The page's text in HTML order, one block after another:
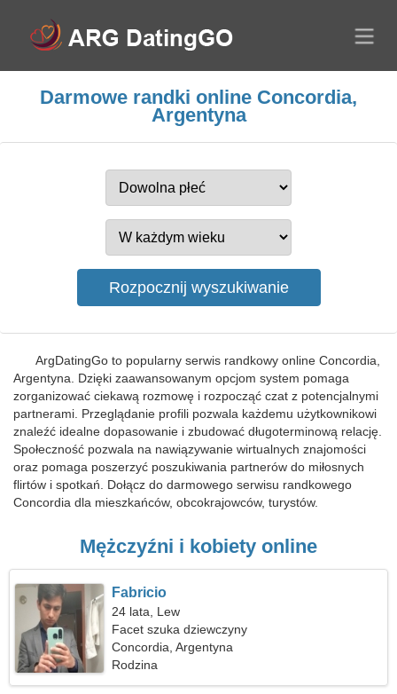
Darmowe randki online Concordia,
Argentyna
ArgDatingGo to popularny serwis randkowy online Concordia,
Argentyna. Dzięki zaawansowanym opcjom system pomaga
zorganizować ciekawą rozmowę i rozpocząć czat z potencjalnymi
partnerami. Przeglądanie profili pozwala każdemu użytkownikowi
znaleźć idealne dopasowanie i zbudować długoterminową relację.
Społeczność pozwala na nawiązywanie wirtualnych znajomości
oraz pomaga poszerzyć poszukiwania partnerów do miłosnych
flirtów i spotkań. Dołącz do darmowego serwisu randkowego
Concordia dla mieszkańców, obcokrajowców, turystów.
Mężczyźni i kobiety online
Fabricio
24 lata, Lew
Facet szuka dziewczyny
Concordia, Argentyna
Rodzina